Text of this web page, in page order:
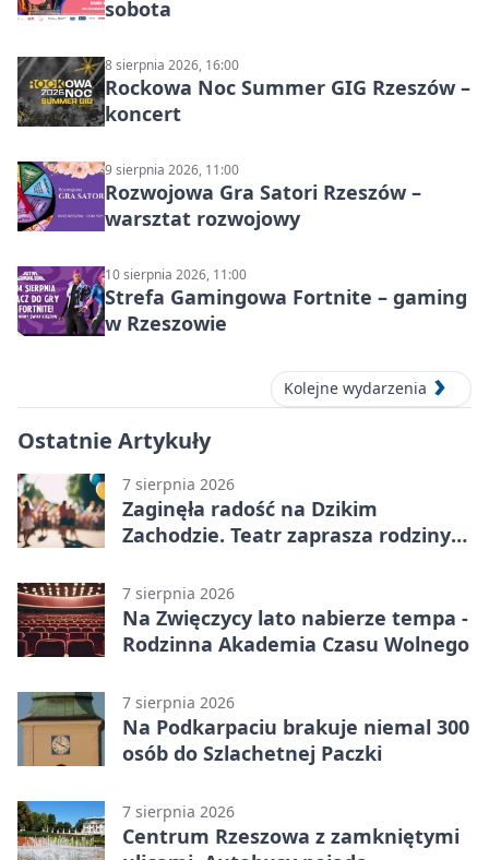
sobota
8 sierpnia 2026, 16:00
Rockowa Noc Summer GIG Rzeszów –
koncert
9 sierpnia 2026, 11:00
Rozwojowa Gra Satori Rzeszów –
warsztat rozwojowy
10 sierpnia 2026, 11:00
Strefa Gamingowa Fortnite – gaming
w Rzeszowie
Kolejne wydarzenia
Ostatnie Artykuły
7 sierpnia 2026
Zaginęła radość na Dzikim
Zachodzie. Teatr zaprasza rodziny
7 sierpnia 2026
Na Zwięczycy lato nabierze tempa -
Rodzinna Akademia Czasu Wolnego
7 sierpnia 2026
Na Podkarpaciu brakuje niemal 300
osób do Szlachetnej Paczki
7 sierpnia 2026
Centrum Rzeszowa z zamkniętymi